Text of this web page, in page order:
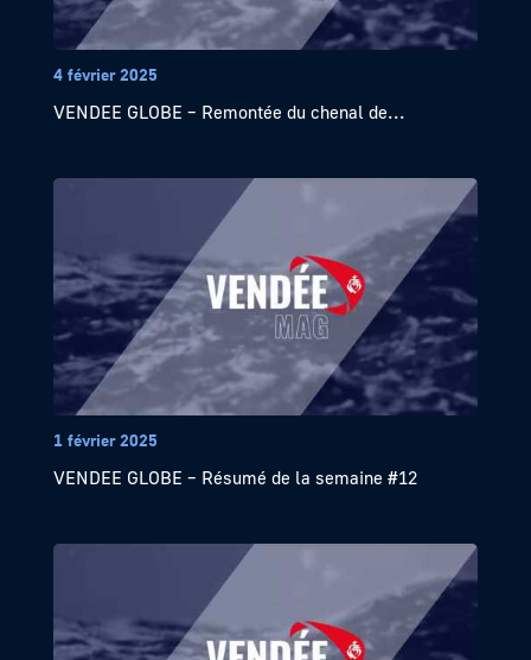
4 février 2025
VENDEE GLOBE – Remontée du chenal de...
1 février 2025
VENDEE GLOBE – Résumé de la semaine #12